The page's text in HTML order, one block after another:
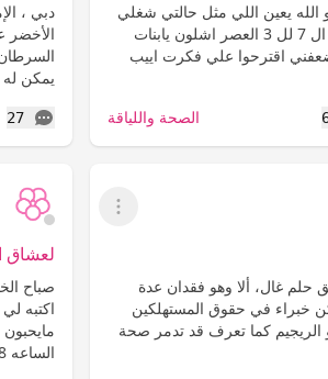
الله يعين اللي مثل حالتي شغلي
على مكتب ماكو حركه و الوقت طويل من ال 7 لل 3 العصر اشلون يابنات
اقترحوا علي فكرت اييب
الصحة واللياقة
الأخضر
يمكن
27
التعليقات
عرض القائمة
حلم غال، ألا وهو فقدان عدة
خبراء في حقوق المستهلكين
الريجيم كما تعرف قد تدمر صحة
لعشاق
صباح
اكتبه
الساعه 8 و نص : كوب...